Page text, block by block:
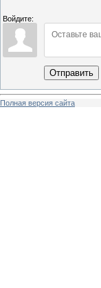
Войдите:
Отправить
Полная версия сайта